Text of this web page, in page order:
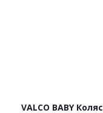
VALCO BABY